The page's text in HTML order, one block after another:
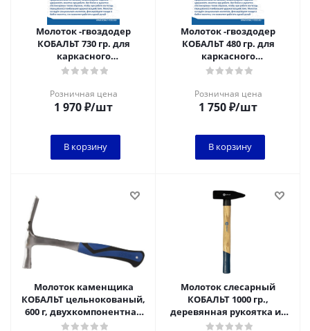
Молоток -гвоздодер
КОБАЛЬТ 730 гр. для
каркасного
строительства, рукоятка
Розничная цена
1 970₽/шт
В корзину
Молоток -гвоздодер
КОБАЛЬТ 480 гр. для
каркасного
строительства, рукоятка
Розничная цена
1 750₽/шт
В корзину
Молоток каменщика
КОБАЛЬТ цельнокованый,
600 г, двухкомпонентная
рукоятка 1/6*
Молоток слесарный
КОБАЛЬТ 1000 гр.,
деревянная рукоятка из
ясеня, резиновая защита